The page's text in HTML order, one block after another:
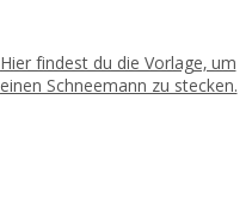
Hier findest du die Vorlage, um
einen Schneemann zu stecken.